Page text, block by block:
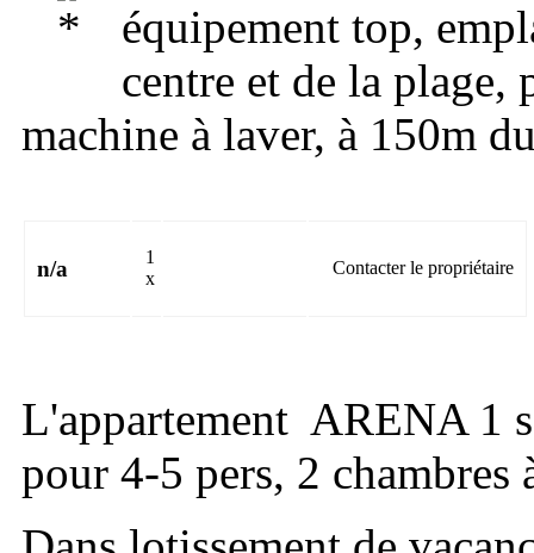
équipement top,
centre et de la
machine à laver, à 150m
n/a
1
x
Contacter le propriétaire
L'appartement ARENA 1
pour 4-5 pers, 2 chambres